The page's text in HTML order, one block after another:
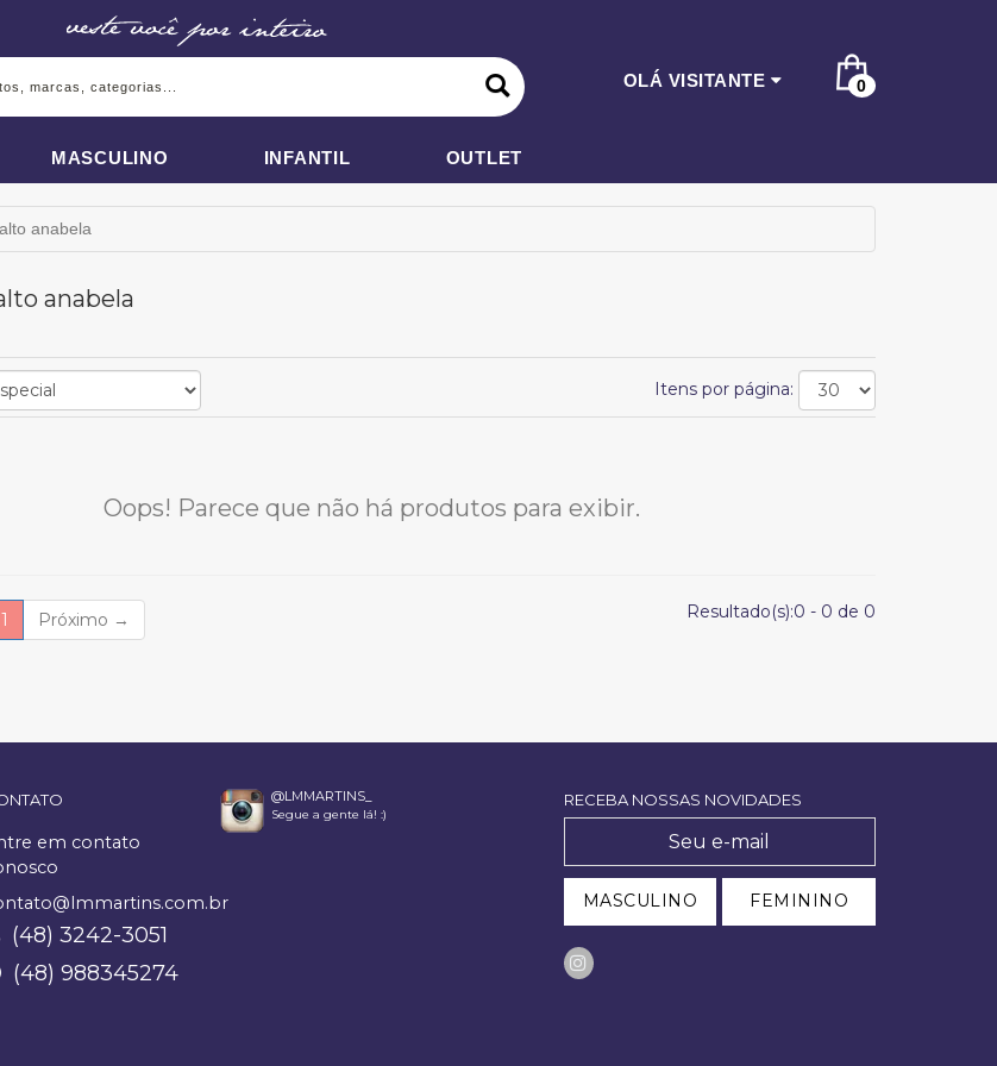
OLÁ VISITANTE 0
MASCULINO INFANTIL OUTLET
anabela
anabela
Itens por página:
Oops! Parece que não há produtos para exibir.
1 (current)
Próximo → Resultado(s):0 - 0 de 0
em contato
(48) 3242-3051
(48) 988345274
@LMMARTINS_
Segue a gente lá! :)
RECEBA NOSSAS NOVIDADES
MASCULINO FEMININO